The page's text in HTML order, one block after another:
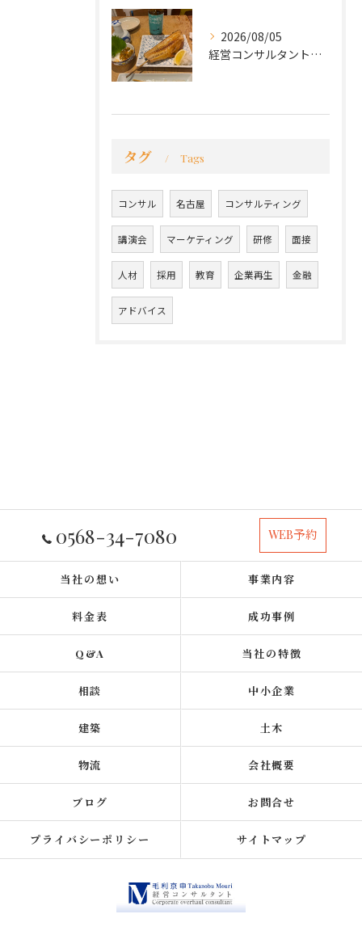
2026/08/05
経営コンサルタントのモーちゃん・毛利京申です。
タグ Tags
コンサル 名古屋 コンサルティング
講演会 マーケティング 研修 面接
人材 採用 教育 企業再生 金融
アドバイス
0568-34-7080 WEB予約
当社の想い 事業内容
料金表 成功事例
Q&A 当社の特徴
相談 中小企業
建築 土木
物流 会社概要
ブログ お問合せ
プライバシーポリシー サイトマップ